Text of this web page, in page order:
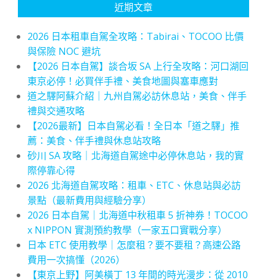
近期文章
2026 日本租車自駕全攻略：Tabirai、TOCOO 比價
與保險 NOC 避坑
【2026 日本自駕】談合坂 SA 上行全攻略：河口湖回
東京必停！必買伴手禮、美食地圖與塞車應對
道之驛阿蘇介紹｜九州自駕必訪休息站，美食、伴手
禮與交通攻略
【2026最新】日本自駕必看！全日本「道之驛」推
薦：美食、伴手禮與休息站攻略
砂川 SA 攻略｜北海道自駕途中必停休息站，我的實
際停靠心得
2026 北海道自駕攻略：租車、ETC、休息站與必訪
景點（最新費用與經驗分享）
2026 日本自駕｜北海道中秋租車 5 折神券！TOCOO
x NIPPON 實測預約教學（一家五口實戰分享）
日本 ETC 使用教學｜怎麼租？要不要租？高速公路
費用一次搞懂（2026）
【東京上野】阿美橫丁 13 年間的時光漫步：從 2010